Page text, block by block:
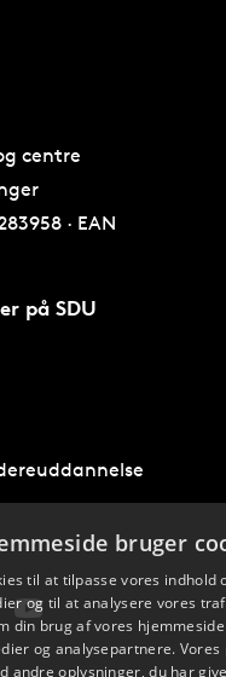
centre
· EAN
på SDU
bruger
til at tilpasse vores indhold
og til at analysere vores
din brug af vores
og analysepartnere.
andre oplysninger, du har